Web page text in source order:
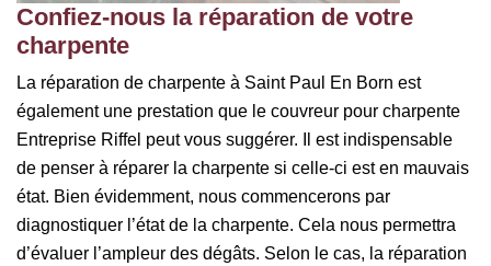
Confiez-nous la réparation de votre
charpente
La réparation de charpente à Saint Paul En Born est
également une prestation que le couvreur pour charpente
Entreprise Riffel peut vous suggérer. Il est indispensable
de penser à réparer la charpente si celle-ci est en mauvais
état. Bien évidemment, nous commencerons par
diagnostiquer l’état de la charpente. Cela nous permettra
d’évaluer l’ampleur des dégâts. Selon le cas, la réparation